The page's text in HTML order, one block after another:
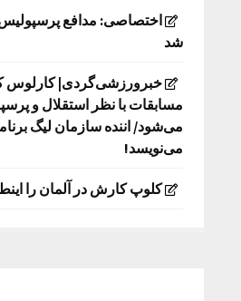
اختصاصی: مدافع
شد
خبرورزشی‌گردی| کارلوس
مسابقات با نظر استقلال و
می‌شود/ اننده سازمان لیگ
می‌نویسد!
کلوپ کارش در آلمان را